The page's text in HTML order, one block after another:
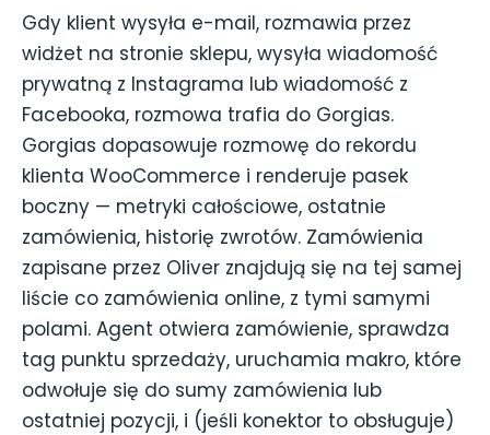
Gdy klient wysyła e-mail, rozmawia przez
widżet na stronie sklepu, wysyła wiadomość
prywatną z Instagrama lub wiadomość z
Facebooka, rozmowa trafia do Gorgias.
Gorgias dopasowuje rozmowę do rekordu
klienta WooCommerce i renderuje pasek
boczny — metryki całościowe, ostatnie
zamówienia, historię zwrotów. Zamówienia
zapisane przez Oliver znajdują się na tej samej
liście co zamówienia online, z tymi samymi
polami. Agent otwiera zamówienie, sprawdza
tag punktu sprzedaży, uruchamia makro, które
odwołuje się do sumy zamówienia lub
ostatniej pozycji, i (jeśli konektor to obsługuje)